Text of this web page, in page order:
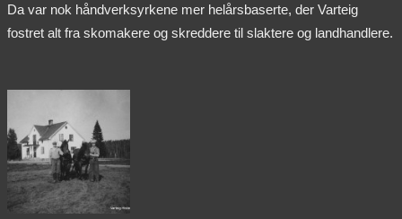
Da var nok håndverksyrkene mer helårsbaserte, der Varteig
fostret alt fra skomakere og skreddere til slaktere og landhandlere.